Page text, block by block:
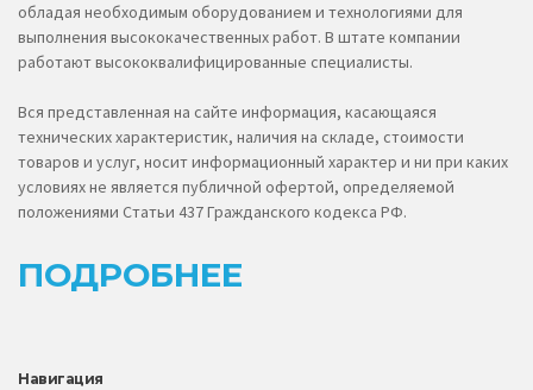
обладая необходимым оборудованием и технологиями для
выполнения высококачественных работ. В штате компании
работают высококвалифицированные специалисты.
Вся представленная на сайте информация, касающаяся
технических характеристик, наличия на складе, стоимости
товаров и услуг, носит информационный характер и ни при каких
условиях не является публичной офертой, определяемой
положениями Статьи 437 Гражданского кодекса РФ.
ПОДРОБНЕЕ
Навигация